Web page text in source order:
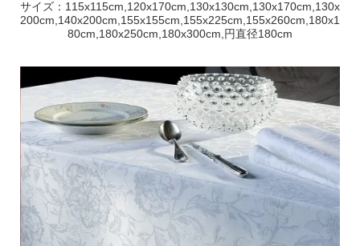
サイズ：115x115cm,120x170cm,130x130cm,130x170cm,130x
200cm,140x200cm,155x155cm,155x225cm,155x260cm,180x1
80cm,180x250cm,180x300cm,円直径180cm